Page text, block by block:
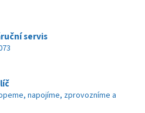
r
v
ý
servis
napojíme, zprovozníme a